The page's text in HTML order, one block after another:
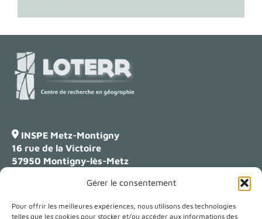
Gérer le consentement
Pour offrir les meilleures expériences, nous utilisons des technologies
telles que les cookies pour stocker et/ou accéder aux informations des
INSPE Metz-Montigny
16 rue de la Victoire
57950 Montigny-lès-Metz
Campus Lettres
54000 Nancy